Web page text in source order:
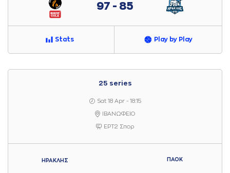
Stats Play by Play
97 - 85
25 series
Sat 18 Apr - 18:15
ΙΒΑΝΩΦΕΙΟ
ΕΡΤ2 Σπορ
ΗΡΑΚΛΗΣ ΠΑΟΚ